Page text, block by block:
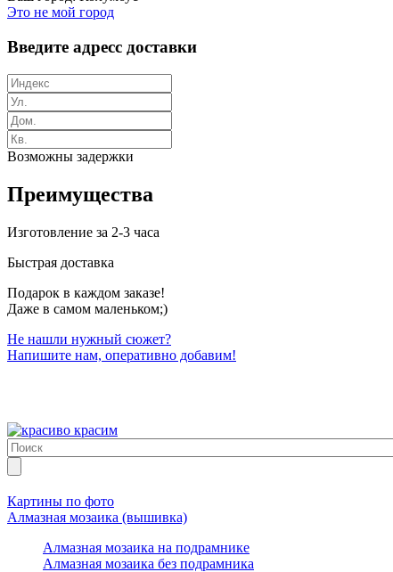
Это не мой город
Введите адресс доставки
Возможны задержки
Преимущества
Изготовление за 2-3 часа
Быстрая доставка
Подарок в каждом заказе!
Даже в самом маленьком;)
Не нашли нужный сюжет?
Напишите нам, оперативно добавим!
Картины по фото
Алмазная мозаика (вышивка)
Алмазная мозаика на подрамнике
Алмазная мозаика без подрамника